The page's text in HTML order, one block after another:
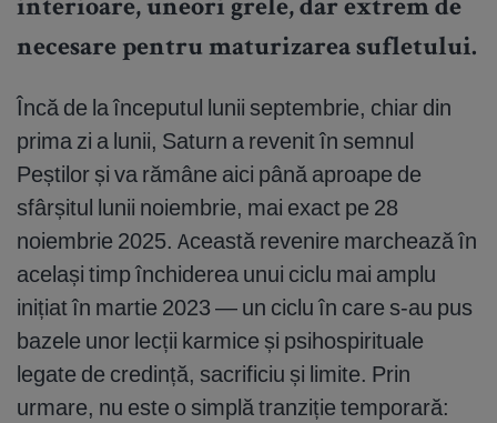
interioare, uneori grele, dar extrem de
necesare pentru maturizarea sufletului.
Încă de la începutul lunii septembrie, chiar din
prima zi a lunii, Saturn a revenit în semnul
Peștilor și va rămâne aici până aproape de
sfârșitul lunii noiembrie, mai exact pe 28
noiembrie 2025. Această revenire marchează în
același timp închiderea unui ciclu mai amplu
inițiat în martie 2023 — un ciclu în care s-au pus
bazele unor lecții karmice și psihospirituale
legate de credință, sacrificiu și limite. Prin
urmare, nu este o simplă tranziție temporară: